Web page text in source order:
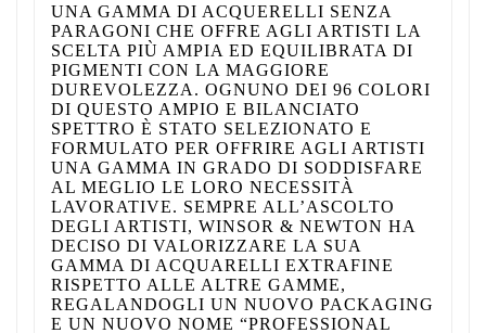
UNA GAMMA DI ACQUERELLI SENZA
PARAGONI CHE OFFRE AGLI ARTISTI LA
SCELTA PIÙ AMPIA ED EQUILIBRATA DI
PIGMENTI CON LA MAGGIORE
DUREVOLEZZA. OGNUNO DEI 96 COLORI
DI QUESTO AMPIO E BILANCIATO
SPETTRO È STATO SELEZIONATO E
FORMULATO PER OFFRIRE AGLI ARTISTI
UNA GAMMA IN GRADO DI SODDISFARE
AL MEGLIO LE LORO NECESSITÀ
LAVORATIVE. SEMPRE ALL’ASCOLTO
DEGLI ARTISTI, WINSOR & NEWTON HA
DECISO DI VALORIZZARE LA SUA
GAMMA DI ACQUARELLI EXTRAFINE
RISPETTO ALLE ALTRE GAMME,
REGALANDOGLI UN NUOVO PACKAGING
E UN NUOVO NOME “PROFESSIONAL